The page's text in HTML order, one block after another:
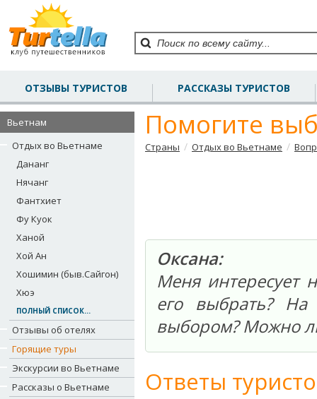
ОТЗЫВЫ ТУРИСТОВ РАССКАЗЫ ТУРИСТОВ
Вьетнам
Отдых во Вьетнаме
Дананг
Нячанг
Фантхиет
Фу Куок
Ханой
Хой Ан
Хошимин (быв.Сайгон)
Хюэ
ПОЛНЫЙ СПИСОК...
Отзывы об отелях
Горящие туры
Экскурсии во Вьетнаме
Рассказы о Вьетнаме
Помогите
Страны / Отдых во Вьетнаме /
Оксана:
Меня интересует
его выбрать?
выбором? Можно
Ответы